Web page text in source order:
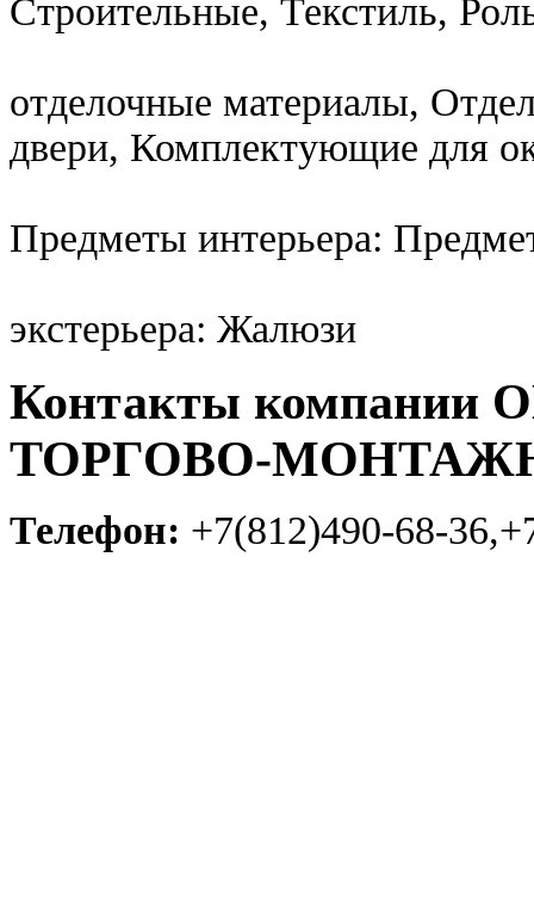
Строительные, Текстиль,
отделочные материалы,
двери, Комплектующие для
Предметы интерьера:
экстерьера: Жалюзи
Контакты компании
ТОРГОВО-
Телефон: +7(812)490-68-